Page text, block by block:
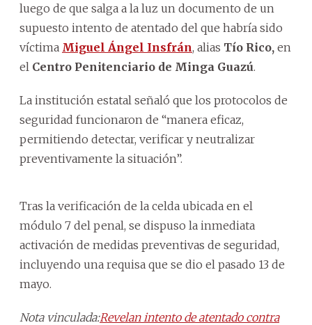
luego de que salga a la luz un documento de un
supuesto intento de atentado del que habría sido
víctima Miguel Ángel Insfrán, alias Tío Rico, en
el Centro Penitenciario de Minga Guazú.
La institución estatal señaló que los protocolos de
seguridad funcionaron de “manera eficaz,
permitiendo detectar, verificar y neutralizar
preventivamente la situación”.
Tras la verificación de la celda ubicada en el
módulo 7 del penal, se dispuso la inmediata
activación de medidas preventivas de seguridad,
incluyendo una requisa que se dio el pasado 13 de
mayo.
Nota vinculada:Revelan intento de atentado contra